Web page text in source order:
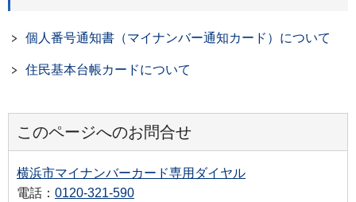
個人番号通知書（マイナンバー通知カード）について
住民基本台帳カードについて
このページへのお問合せ
横浜市マイナンバーカード専用ダイヤル
電話： 0120-321-590